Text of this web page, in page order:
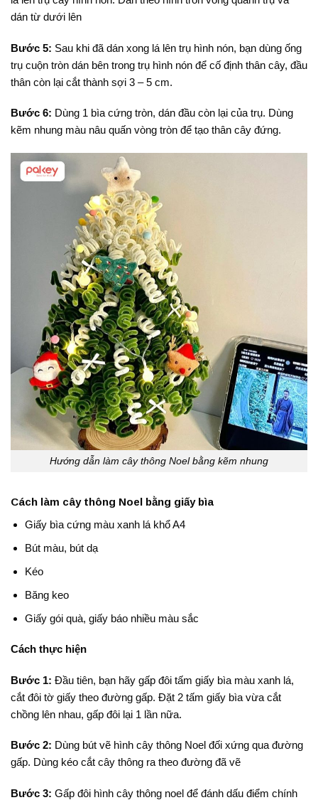
dán từ dưới lên
Bước 5: Sau khi đã dán xong lá lên trụ hình nón, bạn dùng ống
trụ cuộn tròn dán bên trong trụ hình nón để cố định thân cây, đầu
thân còn lại cắt thành sợi 3 – 5 cm.
Bước 6: Dùng 1 bìa cứng tròn, dán đầu còn lại của trụ. Dùng
kẽm nhung màu nâu quấn vòng tròn để tạo thân cây đứng.
Hướng dẫn làm cây thông Noel bằng kẽm nhung
Cách làm cây thông Noel bằng giấy bìa
Giấy bìa cứng màu xanh lá khổ A4
Bút màu, bút dạ
Kéo
Băng keo
Giấy gói quà, giấy báo nhiều màu sắc
Cách thực hiện
Bước 1: Đầu tiên, bạn hãy gấp đôi tấm giấy bìa màu xanh lá,
cắt đôi tờ giấy theo đường gấp. Đặt 2 tấm giấy bìa vừa cắt
chồng lên nhau, gấp đôi lại 1 lần nữa.
Bước 2: Dùng bút vẽ hình cây thông Noel đối xứng qua đường
gấp. Dùng kéo cắt cây thông ra theo đường đã vẽ
Bước 3: Gấp đôi hình cây thông noel để đánh dấu điểm chính